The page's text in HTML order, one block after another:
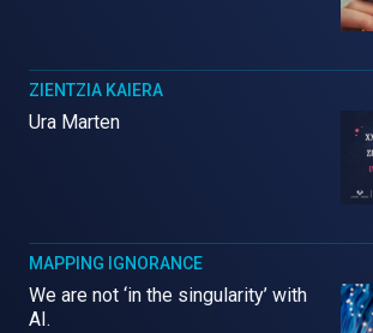
ZIENTZIA KAIERA
Ura Marten
MAPPING IGNORANCE
We are not ‘in the singularity’ with
AI.